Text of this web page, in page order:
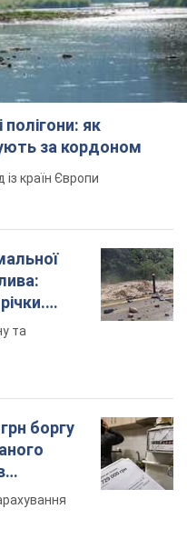
полігони: як
за кордоном
із країн Європи
та
боргу